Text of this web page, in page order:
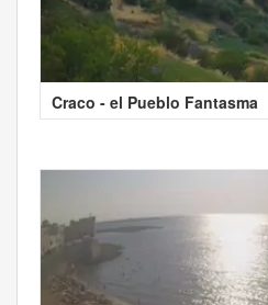
Craco - el Pueblo Fantasma